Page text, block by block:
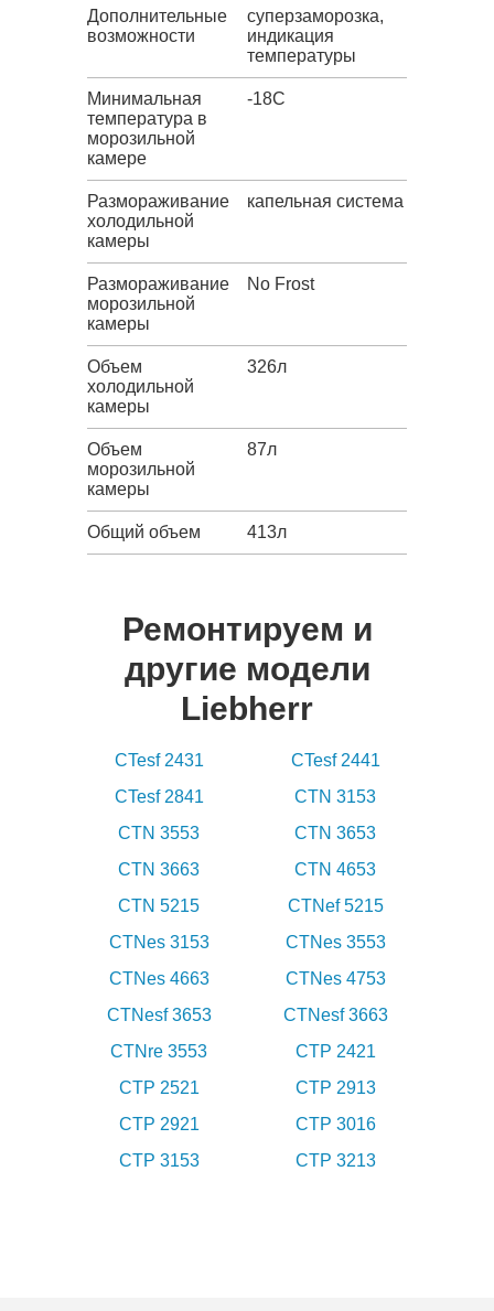
Дополнительные
возможности
суперзаморозка,
индикация
температуры
Минимальная
температура в
морозильной
камере
-18C
Размораживание
холодильной
камеры
капельная система
Размораживание
морозильной
камеры
No Frost
Объем
холодильной
камеры
326л
Объем
морозильной
камеры
87л
Общий объем 413л
Ремонтируем и
другие модели
Liebherr
CTesf 2431
CTesf 2441
CTesf 2841
CTN 3153
CTN 3553
CTN 3653
CTN 3663
CTN 4653
CTN 5215
CTNef 5215
CTNes 3153
CTNes 3553
CTNes 4663
CTNes 4753
CTNesf 3653
CTNesf 3663
CTNre 3553
CTP 2421
CTP 2521
CTP 2913
CTP 2921
CTP 3016
CTP 3153
CTP 3213